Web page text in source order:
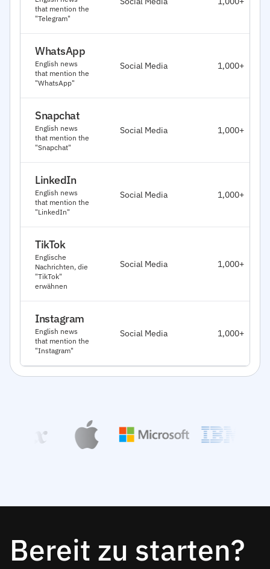
that mention the
"Telegram"
WhatsApp
English news
that mention the
"WhatsApp"
Social Media 1,000+
Snapchat
English news
that mention the
"Snapchat"
Social Media 1,000+
LinkedIn
English news
that mention the
"LinkedIn"
Social Media 1,000+
TikTok
Englische
Nachrichten, die
"TikTok"
erwähnen
Social Media 1,000+
Instagram
English news
that mention the
"Instagram"
Social Media 1,000+
Bereit zu starten?